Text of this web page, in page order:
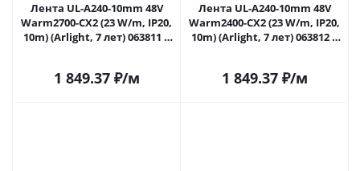
Лента UL-A240-10mm 48V
Warm2700-CX2 (23 W/m, IP20,
10m) (Arlight, 7 лет) 063811 в
1 849.37₽/м
Лента UL-A240-10mm 48V
Warm2400-CX2 (23 W/m, IP20,
10m) (Arlight, 7 лет) 063812 в
1 849.37₽/м